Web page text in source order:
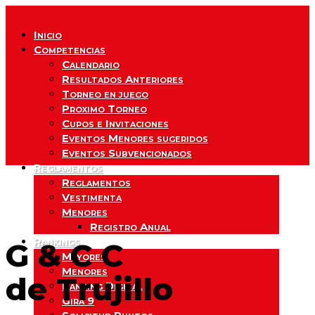
Inicio
Competencias
Calendario
Resultados Anteriores
Torneo en juego
Proximo Torneo
Cupos e Invitaciones
Eventos Menores sugeridos
Eventos Subvencionados
Reglamentos
Reglamentos
Vestimenta
Menores
Registro Anual
Rankings
Mayores
Menores
Ranking Digital
Gira 9
G & C C
de Trujillo